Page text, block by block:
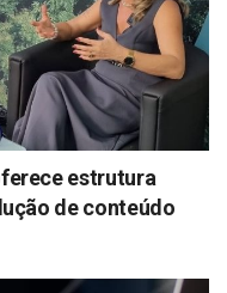
estrutura
de conteúdo